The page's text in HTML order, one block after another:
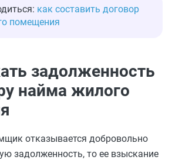
как составить договор
помещения
задолженность
найма жилого
отказывается добровольно
задолженность, то ее взыскание